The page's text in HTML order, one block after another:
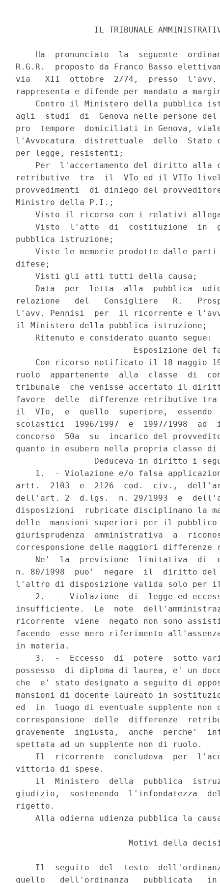
IL TRIBUNALE
Ha  pronunciato  la  seguente
R.G.R.  proposto da Franco Basso
via   XII  ottobre  2/74,  presso
rappresenta e difende per mandato a
Contro il Ministero della pubblica
agli  studi  di  Genova nelle persone
pro  tempore  domiciliati in Genova,
l'Avvocatura  distrettuale  dello  Stato
per legge, resistenti;
Per  l'accertamento del diritto alla
retributive  tra  il  VIo ed il VIIo
provvedimenti  di diniego del
Ministro della P.I.;
Visto il ricorso con i relativi
Visto  l'atto  di  costituzione  in
pubblica istruzione;
Viste le memorie prodotte dalle
difese;
    Visti gli atti tutti della causa;
Data  per  letta  alla  pubblica
relazione   del   Consigliere   R.
l'avv. Pennisi  per  il ricorrente e
il Ministero della pubblica istruzione;
    Ritenuto e considerato quanto segue:
Esposizione del
Con ricorso notificato il 18 maggio
ruolo  appartenente  alla  classe  di
tribunale  che venisse accertato il
favore  delle  differenze retributive
il  VIo,  e  quello  superiore,
scolastici  1996/1997  e  1997/1998  ad
concorso  50a  su  incarico del
quanto in esubero nella propria classe di
Deduceva in diritto i
1.  - Violazione e/o falsa
artt.  2103  e  2126  cod.  civ.,
dell'art. 2  d.lgs.  n. 29/1993  e
disposizioni  rubricate disciplinano la
delle  mansioni superiori per il pubblico
giurisprudenza  amministrativa  a
corresponsione delle maggiori
Ne'  la  previsione  limitativa  di
n. 80/1998  puo'  negare  il  diritto
l'altro di disposizione valida solo per
2.  -  Violazione  di  legge ed
insufficiente.  Le  note
ricorrente  viene  negato non sono
facendo  esse mero riferimento
in materia.
3.  -  Eccesso  di  potere  sotto
possesso  di diploma di laurea, e' un
che  e' stato designato a seguito di
mansioni di docente laureato in
ed  in  luogo di eventuale supplente
corresponsione  delle  differenze
gravemente  ingiusta,  anche  perche'
spettata ad un supplente non di ruolo.
Il  ricorrente  concludeva  per
vittoria di spese.
il  Ministero  della  pubblica
giudizio,  sostenendo  l'infondatezza
rigetto.
Alla odierna udienza pubblica la
Motivi della
Il  seguito  del  testo
quello   dell'ordinanza   pubblicata   in